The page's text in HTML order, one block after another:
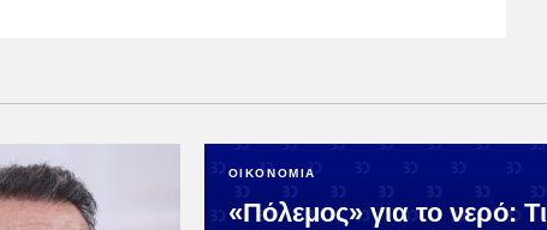
ΟΙΚΟΝΟΜΙΑ
«Πόλεμος» για το νερό: Τι